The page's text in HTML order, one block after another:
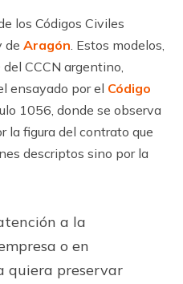
los Códigos Civiles
deAragón. Estos modelos,
CCCN argentino,
ensayado por el Código
1056, donde se observa
la figura del contrato que
descriptos sino por la
a la
o en
quiera preservar